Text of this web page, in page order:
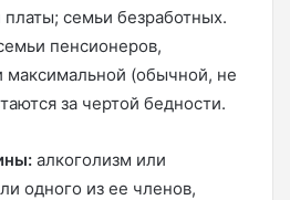
семьи безработных.
пенсионеров,
максимальной (обычной, не
за чертой бедности.
алкоголизм или
одного из ее членов,